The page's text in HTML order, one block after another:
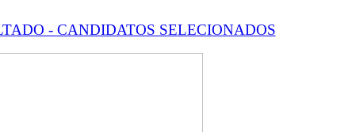
- CANDIDATOS SELECIONADOS